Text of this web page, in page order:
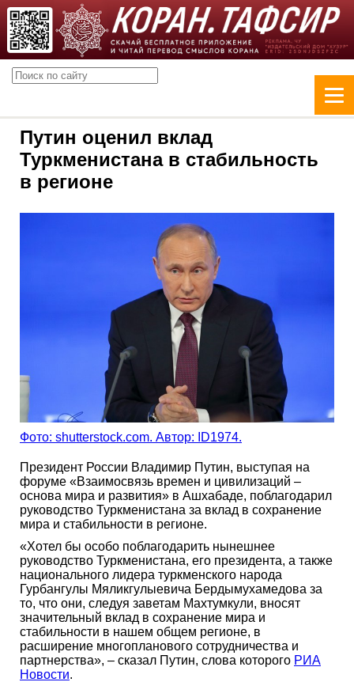
Путин оценил вклад
Туркменистана в стабильность
в регионе
Фото: shutterstock.com. Автор: ID1974.
Президент России Владимир Путин, выступая на
форуме «Взаимосвязь времен и цивилизаций –
основа мира и развития» в Ашхабаде, поблагодарил
руководство Туркменистана за вклад в сохранение
мира и стабильности в регионе.
«Хотел бы особо поблагодарить нынешнее
руководство Туркменистана, его президента, а также
национального лидера туркменского народа
Гурбангулы Мяликгулыевича Бердымухамедова за
то, что они, следуя заветам Махтумкули, вносят
значительный вклад в сохранение мира и
стабильности в нашем общем регионе, в
расширение многопланового сотрудничества и
партнерства», – сказал Путин, слова которого РИА
Новости.